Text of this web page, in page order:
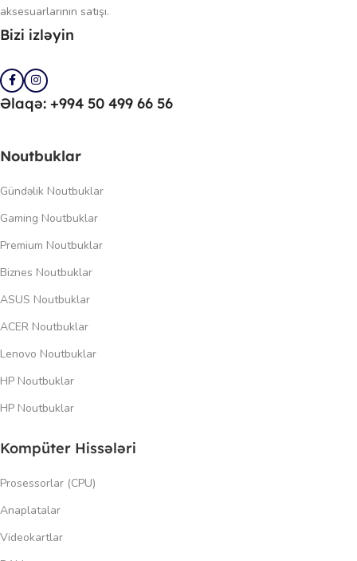
aksesuarlarının satışı.
Bizi izləyin
Əlaqə: +994 50 499 66 56
Noutbuklar
Gündəlik Noutbuklar
Gaming Noutbuklar
Premium Noutbuklar
Biznes Noutbuklar
ASUS Noutbuklar
ACER Noutbuklar
Lenovo Noutbuklar
HP Noutbuklar
HP Noutbuklar
Kompüter Hissələri
Prosessorlar (CPU)
Anaplatalar
Videokartlar